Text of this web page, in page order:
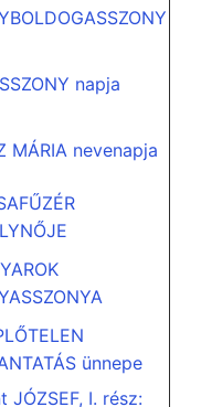
napja
MÁRIA nevenapja
ünnepe
JÓZSEF, I. rész: